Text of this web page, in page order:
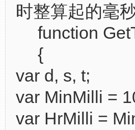
时整算起的毫
function
{
var d, s, t;
var MinMilli =
var HrMilli =